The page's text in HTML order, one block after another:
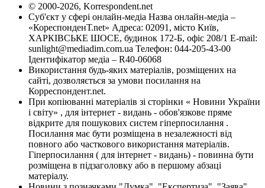
© 2000-2026, Korrespondent.net
Суб'єкт у сфері онлайн-медіа Назва онлайн-медіа –
«КореспонденТ.net» Адреса: 02091, місто Київ,
ХАРКІВСЬКЕ ШОСЕ, будинок 172-Б, офіс 208/1 E-mail:
sunlight@mediadim.com.ua Телефон: 044-205-43-00
Ідентифікатор медіа – R40-06068
Використання будь-яких матеріалів, розміщених на
сайті, дозволяється за умови посилання на
Корреспондент.net.
При копіюванні матеріалів зі сторінки « Новини України
і світу» , для інтернет - видань - обов'язкове пряме
відкрите для пошукових систем гіперпосилання .
Посилання має бути розміщена в незалежності від
повного або часткового використання матеріалів.
Гіперпосилання ( для інтернет - видань) - повинна бути
розміщена в підзаголовку або в першому абзаці
матеріалу.